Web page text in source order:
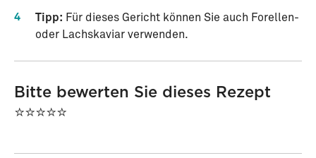
4 Tipp: Für dieses Gericht können Sie auch Forellen-
oder Lachskaviar verwenden.
Bitte bewerten Sie dieses Rezept
⭐⭐⭐⭐⭐